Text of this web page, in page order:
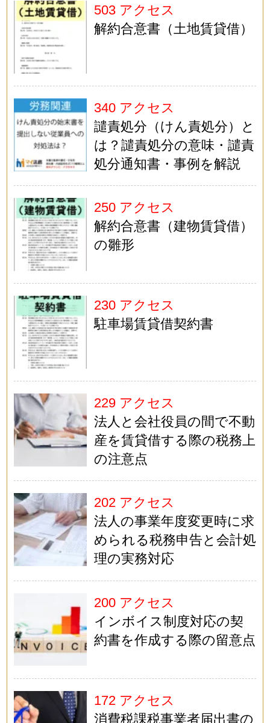
503 アクセス
解約合意書（土地賃貸借）
340 アクセス
譴責処分（けん責処分）と
は？譴責処分の意味・譴責
処分通知書・事例を解説
250 アクセス
解約合意書（建物賃貸借）
の雛形
230 アクセス
駐車場賃貸借契約書
229 アクセス
法人と会社役員の間で不動
産を賃貸借する際の税務上
の注意点
202 アクセス
法人の事業年度変更時に求
められる税務申告と会計処
理の実務対応
200 アクセス
インボイス制度対応の契
約書を作成する際の留意点
172 アクセス
消費税課税事業者届出書の